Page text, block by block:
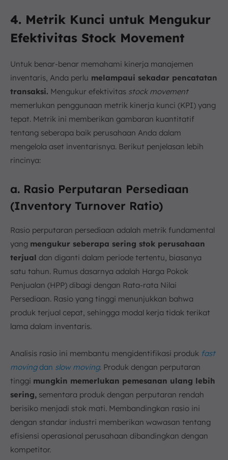
4. Metrik Kunci untuk Mengukur
Efektivitas Stock Movement
Untuk benar-benar memahami kinerja manajemen
inventaris, Anda perlu melampaui sekadar pencatatan
transaksi. Mengukur efektivitas stock movement
memerlukan penggunaan metrik kinerja kunci (KPI) yang
tepat. Metrik ini memberikan gambaran kuantitatif
tentang seberapa baik perusahaan Anda dalam
mengelola aset inventarisnya. Berikut penjelasan lebih
rincinya:
a. Rasio Perputaran Persediaan
(Inventory Turnover Ratio)
Rasio perputaran persediaan adalah metrik fundamental
yang mengukur seberapa sering stok perusahaan
terjual dan diganti dalam periode tertentu, biasanya
satu tahun. Rumus dasarnya adalah Harga Pokok
Penjualan (HPP) dibagi dengan Rata-rata Nilai
Persediaan. Rasio yang tinggi menunjukkan bahwa
produk terjual cepat, sehingga modal kerja tidak terikat
lama dalam inventaris.
Analisis rasio ini membantu mengidentifikasi produk fast
movingdan slow moving. Produk dengan perputaran
tinggi mungkin memerlukan pemesanan ulang lebih
sering, sementara produk dengan perputaran rendah
berisiko menjadi stok mati. Membandingkan rasio ini
dengan standar industri memberikan wawasan tentang
efisiensi operasional perusahaan dibandingkan dengan
kompetitor.